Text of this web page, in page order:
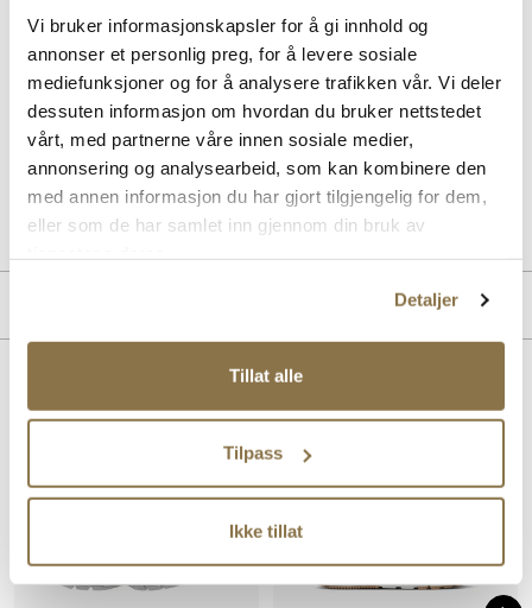
Vi bruker informasjonskapsler for å gi innhold og
annonser et personlig preg, for å levere sosiale
mediefunksjoner og for å analysere trafikken vår. Vi deler
dessuten informasjon om hvordan du bruker nettstedet
vårt, med partnerne våre innen sosiale medier,
annonsering og analysearbeid, som kan kombinere den
med annen informasjon du har gjort tilgjengelig for dem,
eller som de har samlet inn gjennom din bruk av
Detaljer
Tillat alle
Tilpass
Ikke tillat
BESKRIVELSE
NIKE Initiator gir deg den perfekte balansen mellom komfort, stil og
ytelse. Med sin myk såle og en polstret overdel for ekstra støtte og
slitestyrke, er denne modellen designet for å takle både
hverdagsbruk og aktiviteter på fritiden.
Art. nr.35647423
Lev. art. nrFQ6873